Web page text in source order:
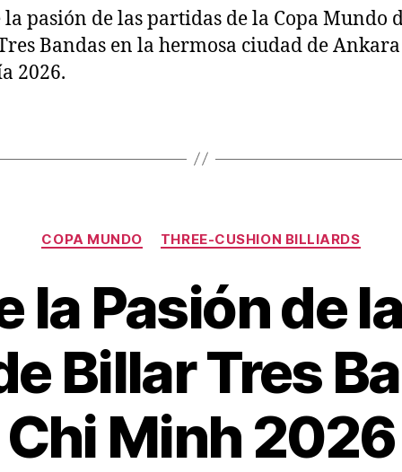
la pasión de las partidas de la Copa Mundo
Bandas en la hermosa ciudad de Ankara
2026.
Categorías
COPA MUNDO THREE-CUSHION BILLIARDS
la Pasión de
Billar Tres
Chi Minh 2026